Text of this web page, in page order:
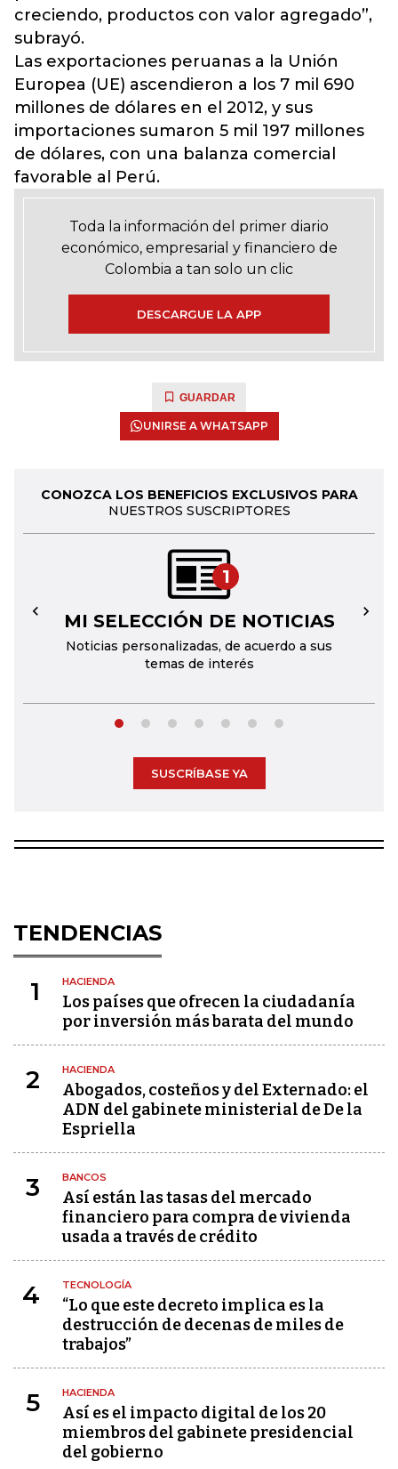
creciendo, productos con valor agregado”,
subrayó.
Las exportaciones peruanas a la Unión
Europea (UE) ascendieron a los 7 mil 690
millones de dólares en el 2012, y sus
importaciones sumaron 5 mil 197 millones
de dólares, con una balanza comercial
favorable al Perú.
Toda la información del primer diario
económico, empresarial y financiero de
Colombia a tan solo un clic
DESCARGUE LA APP
GUARDAR
UNIRSE A WHATSAPP
CONOZCA LOS BENEFICIOS EXCLUSIVOS PARA
NUESTROS SUSCRIPTORES
1
MI SELECCIÓN DE NOTICIAS
Noticias personalizadas, de acuerdo a sus
temas de interés
← →
SUSCRÍBASE YA
TENDENCIAS
1 HACIENDA
Los países que ofrecen la ciudadanía
por inversión más barata del mundo
2 HACIENDA
Abogados, costeños y del Externado: el
ADN del gabinete ministerial de De la
Espriella
3 BANCOS
Así están las tasas del mercado
financiero para compra de vivienda
usada a través de crédito
4 TECNOLOGÍA
“Lo que este decreto implica es la
destrucción de decenas de miles de
trabajos”
5 HACIENDA
Así es el impacto digital de los 20
miembros del gabinete presidencial
del gobierno